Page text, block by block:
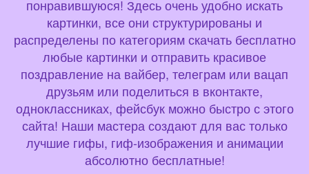
понравившуюся! Здесь очень удобно искать
картинки, все они структурированы и
распределены по категориям скачать бесплатно
любые картинки и отправить красивое
поздравление на вайбер, телеграм или вацап
друзьям или поделиться в вконтакте,
одноклассниках, фейсбук можно быстро с этого
сайта! Наши мастера создают для вас только
лучшие гифы, гиф-изображения и анимации
абсолютно бесплатные!